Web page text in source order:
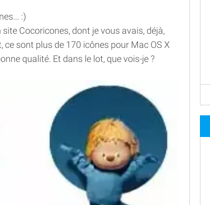
:)
site Cocoricones, dont je vous avais, déjà,
ce sont plus de 170 icônes pour Mac OS X
qualité. Et dans le lot, que vois-je ?